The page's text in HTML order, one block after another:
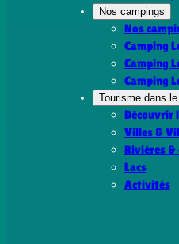
Nos campings
Nos
Camping
Camping
Camping
Tourisme dans
Découvrir
Villes &
Rivières &
Lacs
Activités